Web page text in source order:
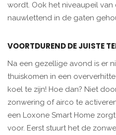
wordt. Ook het niveaupeil
nauwlettend in de gaten
VOORTDUREND DE JUISTE
Na een gezellige avond is er
thuiskomen in een
koel te zijn! Hoe dan? Niet
zonwering of airco te
een Loxone Smart Home
voor. Eerst stuurt het de